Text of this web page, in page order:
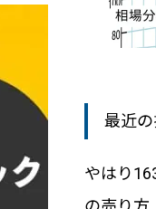
こ
ー
ス
場に
最近
やはり